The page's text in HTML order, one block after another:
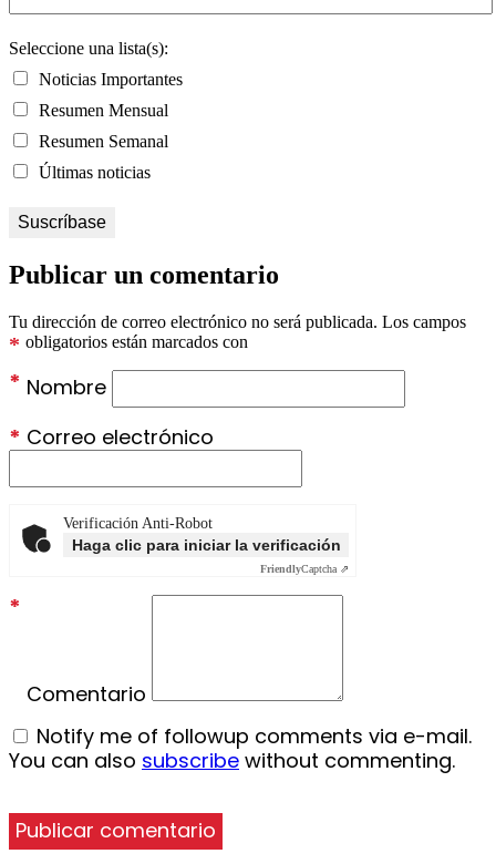
Seleccione una lista(s):
Noticias Importantes
Resumen Mensual
Resumen Semanal
Últimas noticias
Publicar un comentario
Tu dirección de correo electrónico no será publicada. Los campos
obligatorios están marcados con
*
Nombre
*
Correo electrónico
*
Verificación Anti-Robot
Haga clic para iniciar la verificación
FriendlyCaptcha ⇗
Comentario
*
Notify me of followup comments via e-mail.
You can also subscribe without commenting.